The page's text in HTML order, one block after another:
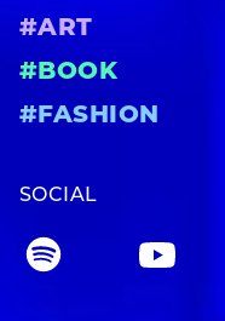
#ART
#BOOK
#FASHION
SOCIAL